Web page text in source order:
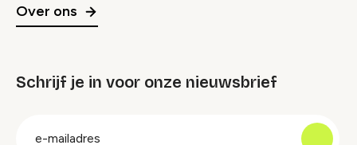
Over ons
Schrijf je in voor onze nieuwsbrief